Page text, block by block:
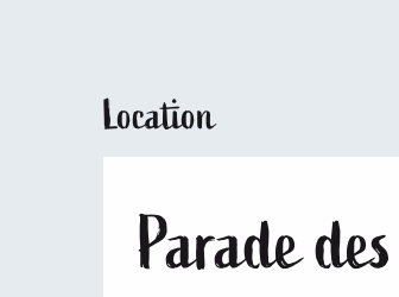
Location
Parade